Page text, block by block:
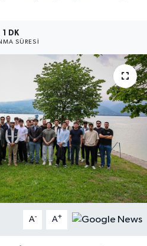
1 DK
SÜRESI
A- A+